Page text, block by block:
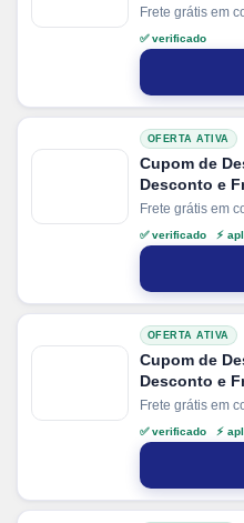
Frete grátis em
suas compras
✅ verificado
OFERTA ATIVA
Cupom de
Desconto e
Frete grátis em
suas compras
+ 10% de
✅ verificado ⚡
OFERTA ATIVA
Cupom de
Desconto e
Frete grátis em
suas compras
+ 10% de
em produtos
✅ verificado ⚡